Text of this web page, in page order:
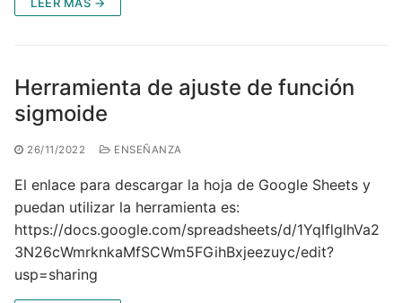
Herramienta de ajuste de función
sigmoide
26/11/2022 ENSEÑANZA
El enlace para descargar la hoja de Google Sheets y
puedan utilizar la herramienta es:
https://docs.google.com/spreadsheets/d/1YqIflglhVa2
3N26cWmrknkaMfSCWm5FGihBxjeezuyc/edit?
usp=sharing